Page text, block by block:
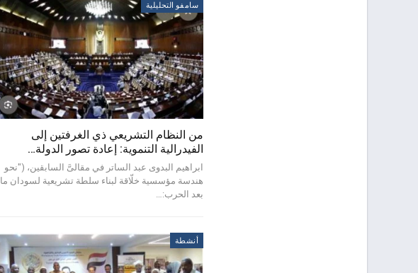
سامفو التحليلية
من النظام التشريعي ذي الغرفتين إلى
الفيدرالية التنموية: إعادة تصور الدولة…
ابراهيم البدوى عبد الساتر في مقالىَّ السابقين، ("نحو
هندسة مؤسسية خلّاقة لبناء سلطة تشريعية لسودان ما
بعد الحرب:…
أنشطة